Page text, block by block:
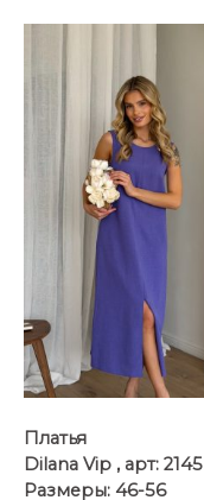
Платья
Dilana Vip , арт: 2145
Размеры: 46-56